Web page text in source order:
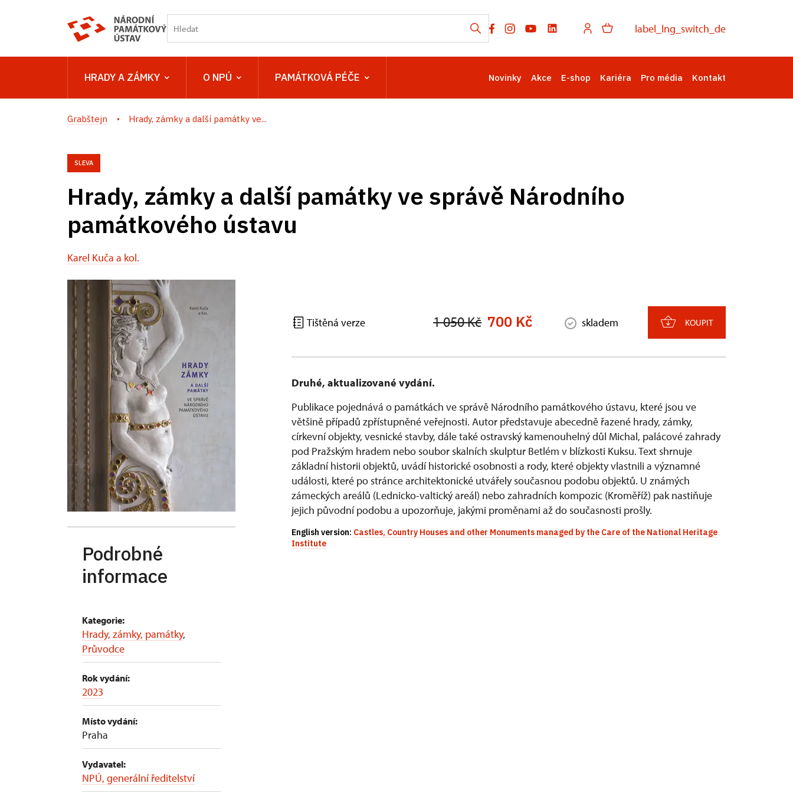
label_lng_switch_de
HRADY A ZÁMKY O NPÚ PAMÁTKOVÁ PÉČE Novinky Akce E-shop Kariéra Pro média Kontakt
Grabštejn Hrady, zámky a další památky ve...
SLEVA
Hrady, zámky a další památky ve správě Národního
památkového ústavu
Karel Kuča a kol.
Podrobné
informace
Kategorie:
Hrady, zámky, památky,
Průvodce
Rok vydání:
2023
Místo vydání:
Praha
Vydavatel:
NPÚ, generální ředitelství
Tištěná verze 1 050 Kč 700 Kč skladem KOUPIT
Druhé, aktualizované vydání.
Publikace pojednává o památkách ve správě Národního památkového ústavu, které jsou ve
většině případů zpřístupněné veřejnosti. Autor představuje abecedně řazené hrady, zámky,
církevní objekty, vesnické stavby, dále také ostravský kamenouhelný důl Michal, palácové zahrady
pod Pražským hradem nebo soubor skalních skulptur Betlém v blízkosti Kuksu. Text shrnuje
základní historii objektů, uvádí historické osobnosti a rody, které objekty vlastnili a významné
události, které po stránce architektonické utvářely současnou podobu objektů. U známých
zámeckých areálů (Lednicko-valtický areál) nebo zahradních kompozic (Kroměříž) pak nastiňuje
jejich původní podobu a upozorňuje, jakými proměnami až do současnosti prošly.
English version: Castles, Country Houses and other Monuments managed by the Care of the National Heritage
Institute